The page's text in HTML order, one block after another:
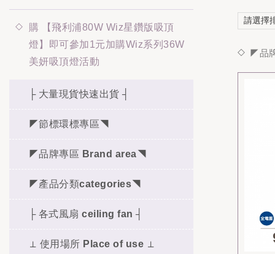
購 【飛利浦80W Wiz星鑽版吸頂
燈】即可參加1元加購Wiz系列36W
美妍吸頂燈活動
├ 大量現貨快速出貨 ┤
◤節標環標專區◥
◤品牌專區 Brand area◥
◤產品分類categories◥
├ 各式風扇 ceiling fan ┤
⊥ 使用場所 Place of use ⊥
◤品